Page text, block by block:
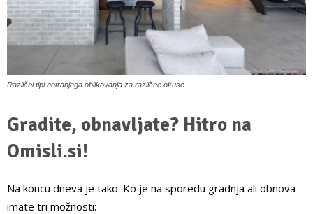
Različni tipi notranjega oblikovanja za različne okuse.
Gradite, obnavljate? Hitro na
Omisli.si!
Na koncu dneva je tako. Ko je na sporedu gradnja ali obnova
imate tri možnosti: